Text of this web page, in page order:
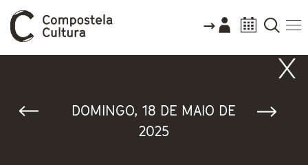
DOMINGO, 18 DE MAIO DE
2025